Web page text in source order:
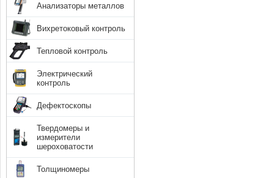
Анализаторы металлов
Вихретоковый контроль
Тепловой контроль
Электрический
контроль
Дефектоскопы
Твердомеры и
измерители
шероховатости
Толщиномеры